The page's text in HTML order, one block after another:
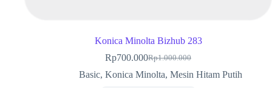
Konica Minolta Bizhub 283
Rp1.000.000
Rp700.000
Basic, Konica Minolta, Mesin Hitam Putih